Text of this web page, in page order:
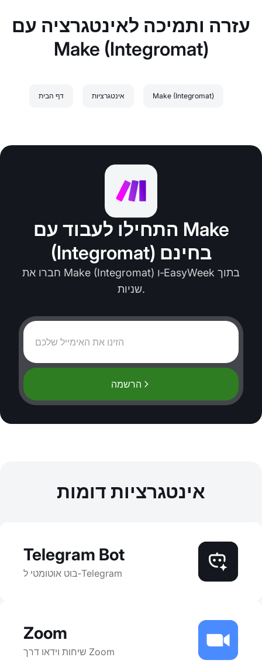
עזרה ותמיכה לאינטגרציה עם
Make (Integromat)
דף הבית אינטגרציות Make (Integromat)
התחילו לעבוד עם Make
(Integromat) בחינם
חברו את Make (Integromat) ו‑EasyWeek בתוך
שניות.
הרשמה
אינטגרציות דומות
Telegram Bot
בוט אוטומטי ל‑Telegram
Zoom
שיחות וידאו דרך Zoom